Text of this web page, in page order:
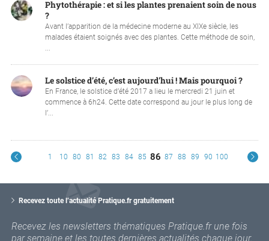
Phytothérapie : et si les plantes prenaient soin de nous
?
Avant l’apparition de la médecine moderne au XIXe siècle, les
malades étaient soignés avec des plantes. Cette méthode de soin,
...
Le solstice d’été, c’est aujourd’hui ! Mais pourquoi ?
En France, le solstice d’été 2017 a lieu le mercredi 21 juin et
commence à 6h24. Cette date correspond au jour le plus long de
l’...
1 10 80 81 82 83 84 85 86 87 88 89 90 100
Recevez toute l’actualité Pratique.fr gratuitement
Recevez les newsletters thématiques Pratique.fr une fois
par semaine et les toutes dernières actualités chaque jour.
o
r
e